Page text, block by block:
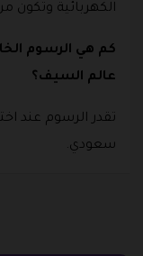
الكهربائية وتكون
كم هي الرسوم
عالم السيف؟
سعودي.